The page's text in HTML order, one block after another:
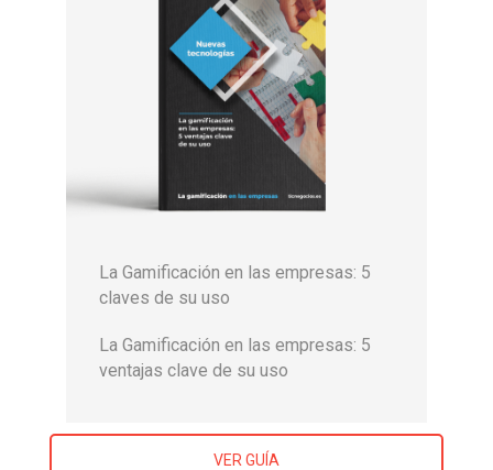
La Gamificación en las empresas: 5
claves de su uso
La Gamificación en las empresas: 5
ventajas clave de su uso
VER GUÍA